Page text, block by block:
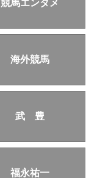
競馬エンタメ
海外競馬
武 豊
福永祐一